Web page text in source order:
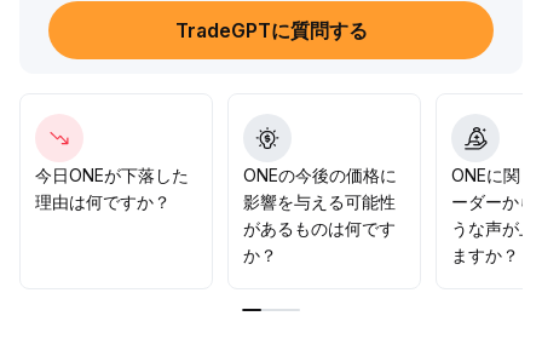
場流動性の回復およびビットコインの変動状況を密接に注
視し、リスク選好が回復すれば押し目買いを検討できます
TradeGPTに質問する
今日ONEが下落した
理由は何ですか？
ONEの今後の価格に
影響を与える可能性
があるものは何です
か？
ONEに関
ーダーから
うな声が上
ますか？